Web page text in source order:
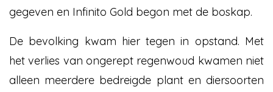
gegeven en Infinito Gold begon met de boskap.
De bevolking kwam hier tegen in opstand. Met
het verlies van ongerept regenwoud kwamen niet
alleen meerdere bedreigde plant en diersoorten